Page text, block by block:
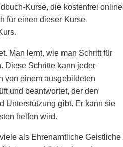
Kurse, die kostenfrei online
für einen dieser Kurse
Man lernt, wie man Schritt für
Diese Schritte kann jeder
von einem ausgebildeten
und beantwortet, der den
Unterstützung gibt. Er kann sie
helfen wird.
als Ehrenamtliche Geistliche